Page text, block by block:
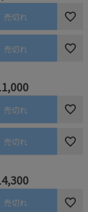
売切れ
売切れ
売切れ
売切れ
売切れ